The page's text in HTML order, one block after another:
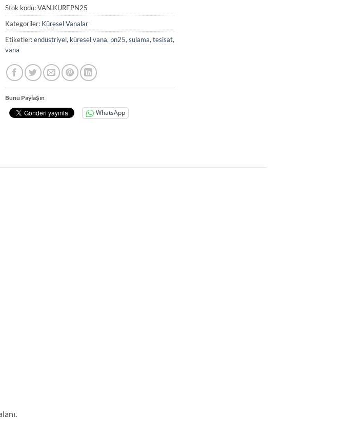
Stok kodu:VAN.KUREPN25
Kategoriler: Küresel Vanalar
Etiketler:endüstriyel, küresel vana, pn25, sulama, tesisat,
vana
Bunu Paylaşın
WhatsApp